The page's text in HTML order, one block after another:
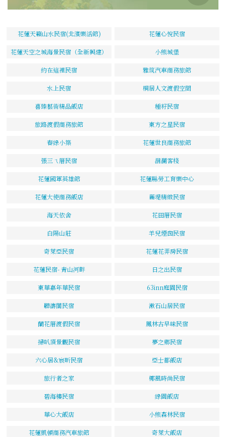
花蓮天籟山水民宿(北濱樂活館) 花蓮心悅民宿
花蓮天空之城海景民宿（全新興建） 小熊城堡
約在這裡民宿 雅筑汽車商務旅館
水上民宿 桐居人文渡假空間
喜臻藝術精品飯店 種籽民宿
旅路渡假商務旅館 東方之星民宿
春綠小築 花蓮世良商務旅館
張三ㄟ厝民宿 洄瀾客棧
花蓮國軍英雄館 花蓮縣勞工育樂中心
花蓮大使商務飯店 麗堤精緻民宿
海天依舍 花田厝民宿
白陽山莊 羊兒煙囪民宿
奇萊亞民宿 花蓮花弄房民宿
花蓮民宿- 青山河畔 日之出民宿
東華嘉年華民宿 63inn庭園民宿
聽濤閣民宿 漱石山居民宿
蘭花厝渡假民宿 鳳林古早味民宿
掃叭頂景觀民宿 夢之鄉民宿
六心居&宸昕民宿 亞士都飯店
旅行者之家 椰風時尚民宿
碧海樓民宿 綠園飯店
華心大飯店 小熊森林民宿
花蓮凱頓商務汽車旅館 奇萊大飯店